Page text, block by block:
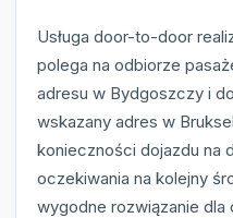
Usługa door-to-door
polega na odbiorze
adresu w Bydgoszczy i
wskazany adres w
konieczności dojazdu na
oczekiwania na kolejny
wygodne rozwiązanie